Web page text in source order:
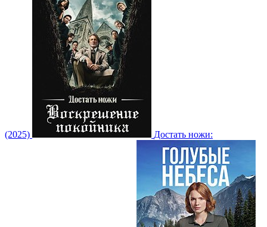
(2025) Достать ножи: